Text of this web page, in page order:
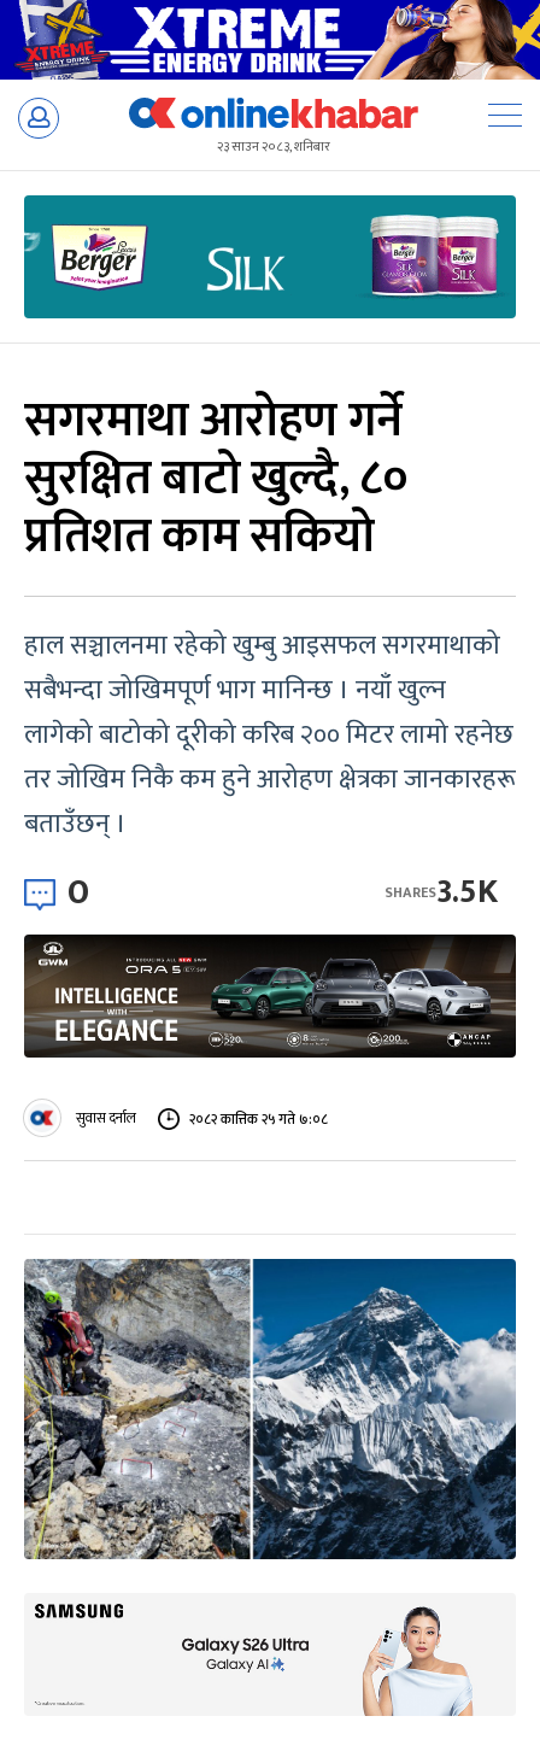
Skip
२३ साउन २०८३, शनिबार
सगरमाथा आरोहण गर्ने
सुरक्षित बाटो खुल्दै, ८०
प्रतिशत काम सकियो
हाल सञ्चालनमा रहेको खुम्बु आइसफल सगरमाथाको
सबैभन्दा जोखिमपूर्ण भाग मानिन्छ । नयाँ खुल्न
लागेको बाटोको दूरीको करिब २०० मिटर लामो रहनेछ
तर जोखिम निकै कम हुने आरोहण क्षेत्रका जानकारहरू
बताउँछन् ।
0 3.5K
SHARES
सुवास दर्नाल २०८२ कात्तिक २५ गते ७:०८